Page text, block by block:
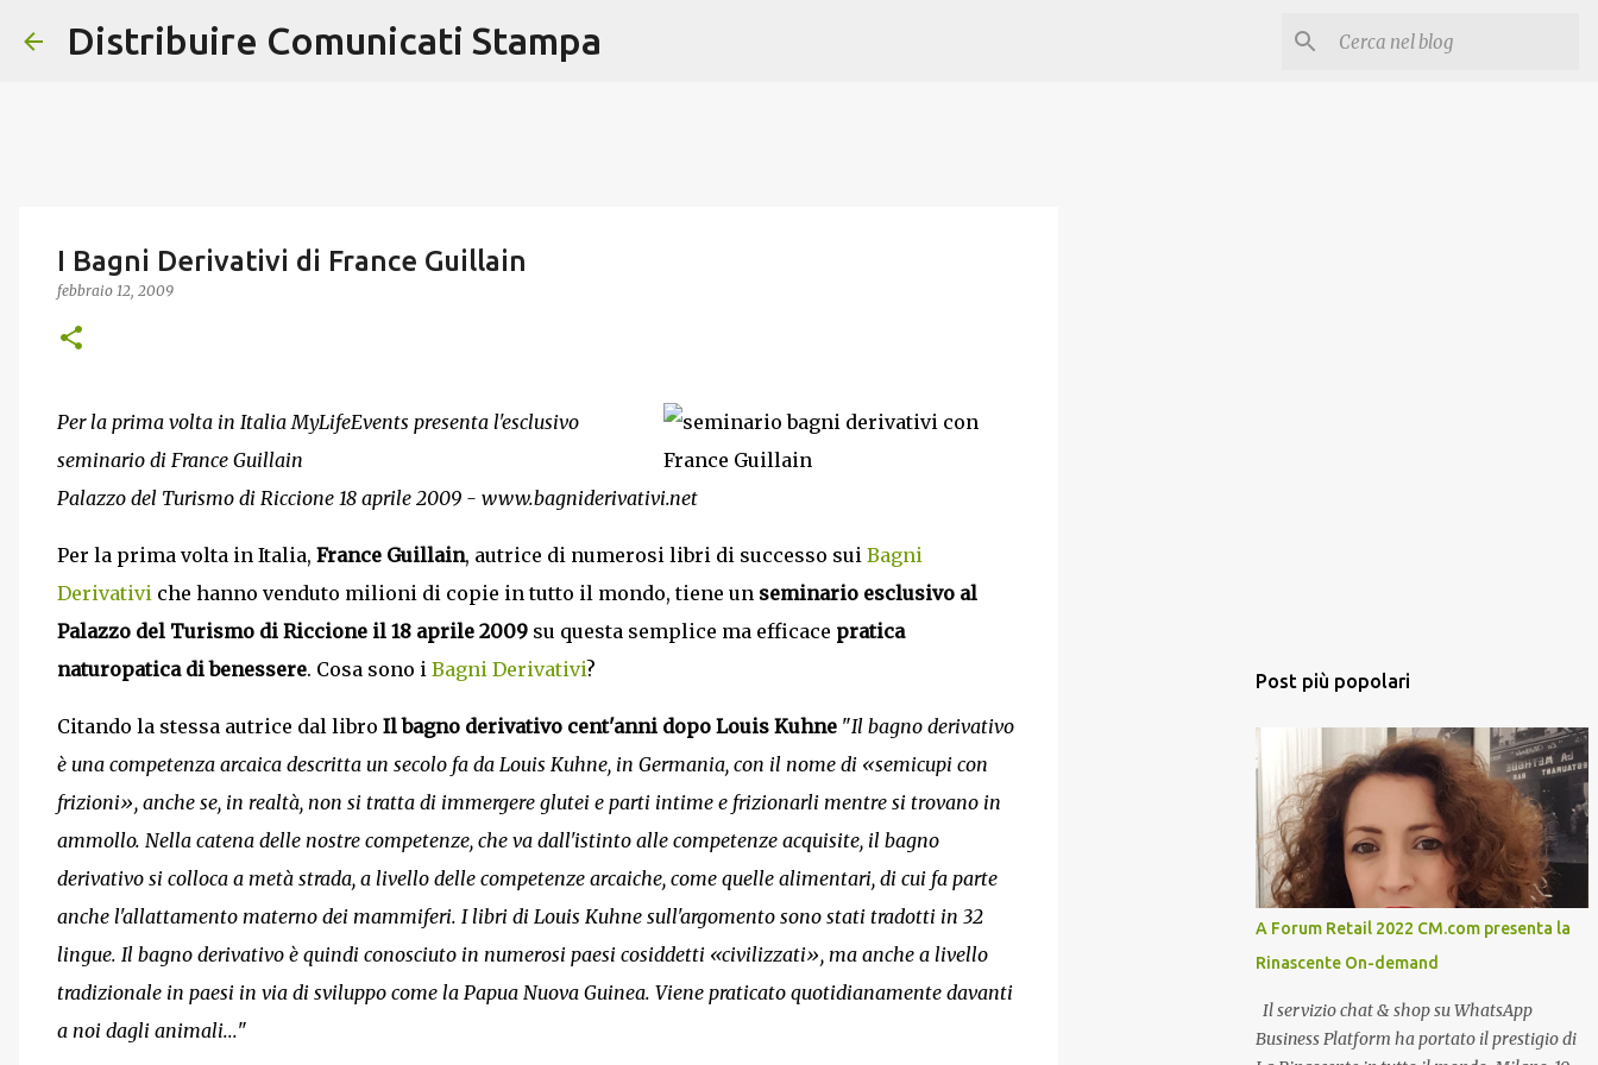
Distribuire Comunicati Stampa
I Bagni Derivativi di France Guillain
febbraio 12, 2009
Per la prima volta in Italia MyLifeEvents presenta l'esclusivo
seminario di France Guillain
Palazzo del Turismo di Riccione 18 aprile 2009 - www.bagniderivativi.net
Per la prima volta in Italia, France Guillain, autrice di numerosi libri di successo sui Bagni
Derivativi che hanno venduto milioni di copie in tutto il mondo, tiene un seminario esclusivo al
Palazzo del Turismo di Riccione il 18 aprile 2009 su questa semplice ma efficace pratica
naturopatica di benessere. Cosa sono i Bagni Derivativi?
Citando la stessa autrice dal libro Il bagno derivativo cent'anni dopo Louis Kuhne "Il bagno derivativo
è una competenza arcaica descritta un secolo fa da Louis Kuhne, in Germania, con il nome di «semicupi con
frizioni», anche se, in realtà, non si tratta di immergere glutei e parti intime e frizionarli mentre si trovano in
ammollo. Nella catena delle nostre competenze, che va dall'istinto alle competenze acquisite, il bagno
derivativo si colloca a metà strada, a livello delle competenze arcaiche, come quelle alimentari, di cui fa parte
anche l'allattamento materno dei mammiferi. I libri di Louis Kuhne sull'argomento sono stati tradotti in 32
lingue. Il bagno derivativo è quindi conosciuto in numerosi paesi cosiddetti «civilizzati», ma anche a livello
tradizionale in paesi in via di sviluppo come la Papua Nuova Guinea. Viene praticato quotidianamente davanti
a noi dagli animali..."
Post più popolari
A Forum Retail 2022 CM.com presenta la
Rinascente On-demand
Il servizio chat & shop su WhatsApp
Business Platform ha portato il prestigio di